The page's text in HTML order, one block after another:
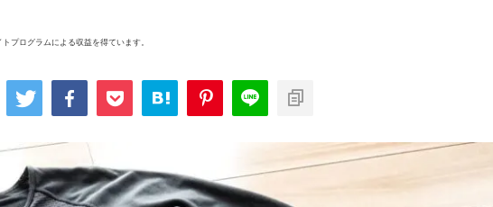
プログラムによる収益を得ています。